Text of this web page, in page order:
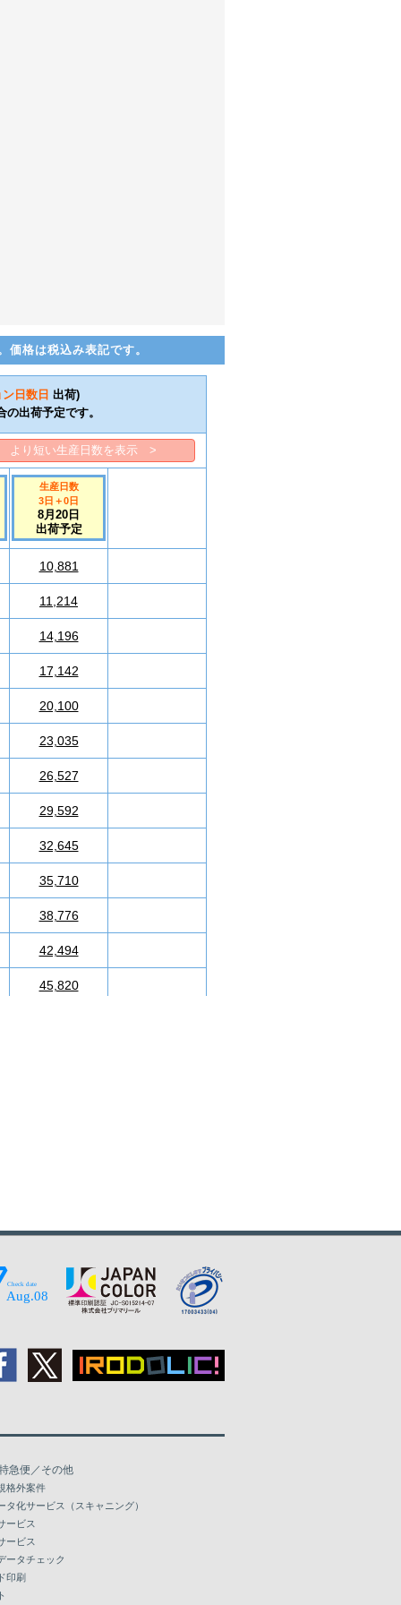
格は税込み表記です。
ン日数 日 出荷)
出荷予定です。
より短い生産日数を表示 >
生産日数
3日 ＋0日
8月20日
出荷予定
10,881
11,214
14,196
17,142
20,100
23,035
26,527
29,592
32,645
35,710
38,776
42,494
45,820
69,414
72,705
88,066
118,728
149,414
164,751
急便／その他
格外案件
タ化サービス（スキャニング）
ービス
ービス
ータチェック
印刷